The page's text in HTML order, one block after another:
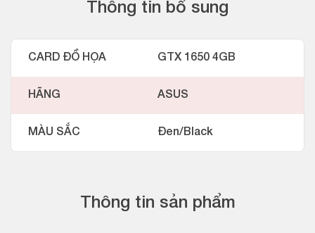
Thông tin sản phẩm
Thông tin bổ sung
CARD ĐỒ HỌA GTX 1650 4GB
HÃNG ASUS
MÀU SẮC Đen/Black